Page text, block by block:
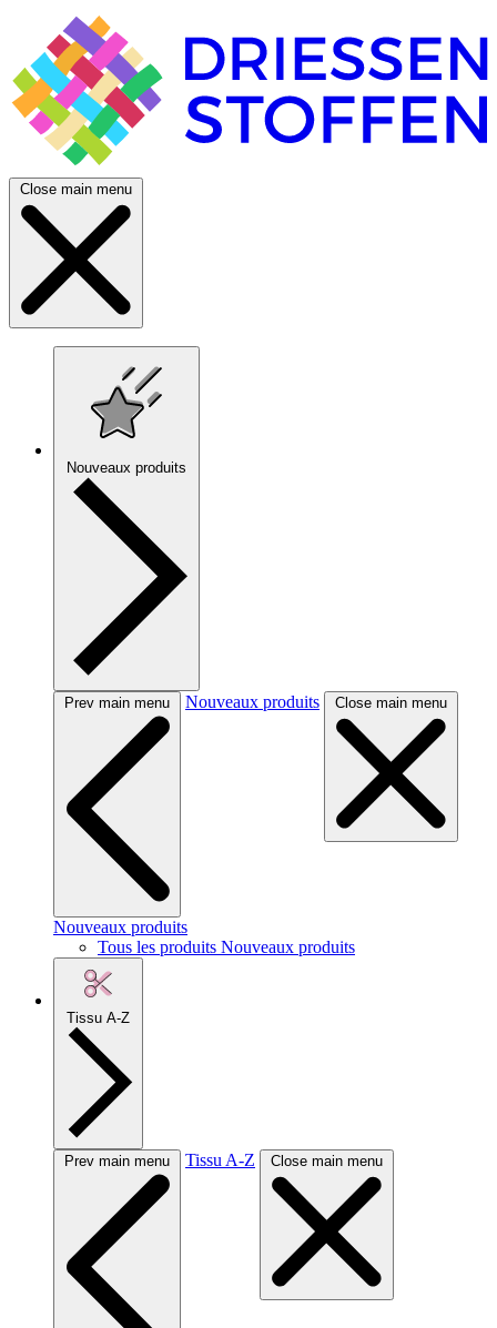
Close main menu
Nouveaux produits
Prev main menu Nouveaux produits Close main menu
Nouveaux produits
Tous les produits Nouveaux produits
Tissu A-Z
Prev main menu Tissu A-Z Close main menu